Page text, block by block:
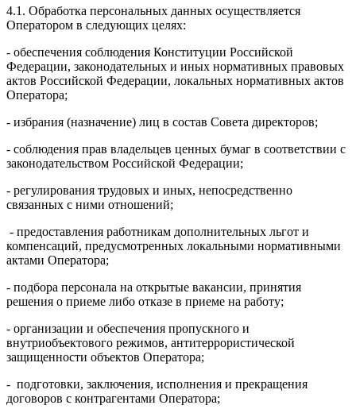
4.1. Обработка персональных данных осуществляется
Оператором в следующих целях:
- обеспечения соблюдения Конституции Российской
Федерации, законодательных и иных нормативных правовых
актов Российской Федерации, локальных нормативных актов
Оператора;
- избрания (назначение) лиц в состав Совета директоров;
- соблюдения прав владельцев ценных бумаг в соответствии с
законодательством Российской Федерации;
- регулирования трудовых и иных, непосредственно
связанных с ними отношений;
- предоставления работникам дополнительных льгот и
компенсаций, предусмотренных локальными нормативными
актами Оператора;
- подбора персонала на открытые вакансии, принятия
решения о приеме либо отказе в приеме на работу;
- организации и обеспечения пропускного и
внутриобъектового режимов, антитеррористической
защищенности объектов Оператора;
- подготовки, заключения, исполнения и прекращения
договоров с контрагентами Оператора;